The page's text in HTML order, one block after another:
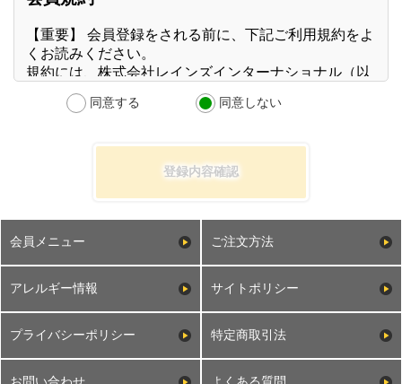
同意する 同意しない
登録内容確認
会員メニュー ご注文方法
アレルギー情報 サイトポリシー
プライバシーポリシー 特定商取引法